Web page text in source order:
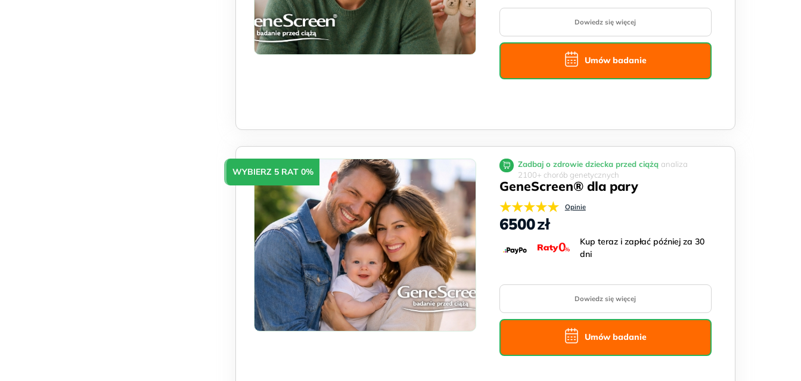
Dowiedz się więcej
Umów badanie
WYBIERZ 5 RAT 0%
Zadbaj o zdrowie dziecka przed ciążą analiza
2100+ chorób genetycznych
GeneScreen® dla pary
★★★★★ Opinie
6500zł
Kup teraz i zapłać później za 30
dni
Dowiedz się więcej
Umów badanie